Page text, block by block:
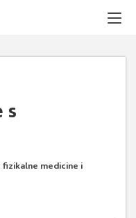
s
fizikalne medicine i